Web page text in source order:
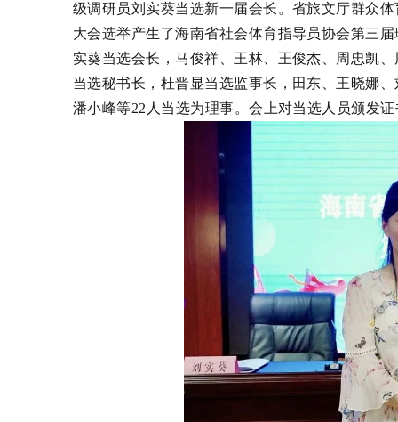
级调研员刘实葵当选新一届会长。省旅文厅群众
大会选举产生了海南省社会体育指导员协会第三
实葵当选会长，马俊祥 王林 王俊杰 周忠凯
当选秘书长，杜晋显当选监事长，田东、王晓娜
潘小峰等22人当选为理事。会上对当选人员颁发